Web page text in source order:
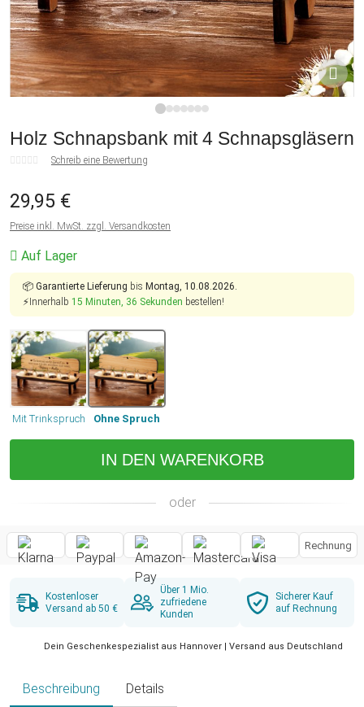
Holz Schnapsbank mit 4 Schnapsgläsern
Schreib eine Bewertung
29,95 €
Preise inkl. MwSt. zzgl. Versandkosten
Auf Lager
📦 Garantierte Lieferung bis Montag, 10.08.2026.
⚡Innerhalb 15 Minuten, 36 Sekunden bestellen!
Mit Trinkspruch Ohne Spruch
IN DEN WARENKORB
oder
Rechnung
Kostenloser
Versand ab 50 €
Über 1 Mio.
zufriedene
Kunden
Sicherer Kauf
auf Rechnung
Dein Geschenkespezialist aus Hannover | Versand aus Deutschland
Beschreibung Details